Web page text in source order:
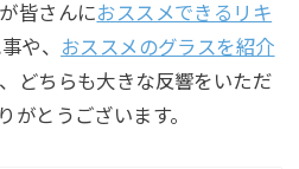
皆さんにおススメできるリキ
や、
おススメのグラスを紹介
どちらも大きな反響をいただ
がとうございます。